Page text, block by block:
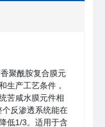
聚酰胺复合膜元
生产工艺条件，
苦咸水膜元件相
反渗透系统能在
低1/3。适用于含